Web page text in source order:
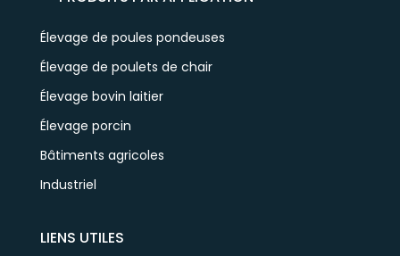
Élevage de poules pondeuses
Élevage de poulets de chair
Élevage bovin laitier
Élevage porcin
Bâtiments agricoles
Industriel
LIENS UTILES